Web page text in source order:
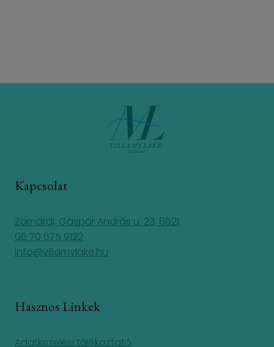
Kapcsolat
Zamárdi, Gáspár András u. 23, 8621
06 70 675 9122
info@villamylake.hu
Hasznos Linkek
Adatkezelési tájékoztató